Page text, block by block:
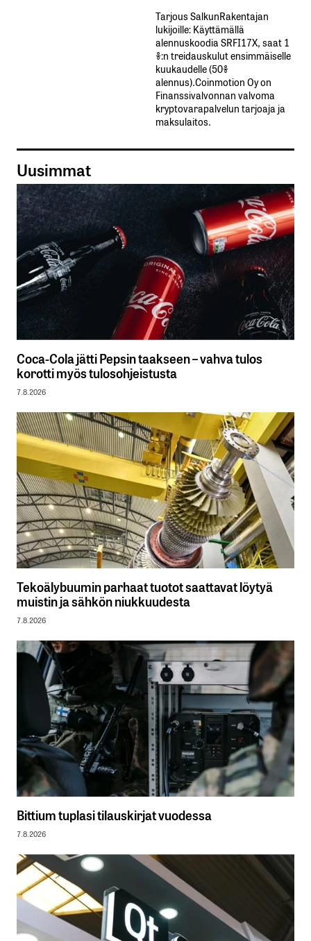
Tarjous SalkunRakentajan
lukijoille: Käyttämällä​ ​
alennuskoodia​ ​SRFI17X,​ ​saat​ ​1
%:n treidauskulut​ ​ensimmäiselle​ ​
kuukaudelle​ ​(50%​ ​
alennus).Coinmotion Oy on
Finanssivalvonnan valvoma
kryptovarapalvelun tarjoaja ja
maksulaitos.
Uusimmat
Coca-Cola jätti Pepsin taakseen – vahva tulos
korotti myös tulosohjeistusta
7.8.2026
Tekoälybuumin parhaat tuotot saattavat löytyä
muistin ja sähkön niukkuudesta
7.8.2026
Bittium tuplasi tilauskirjat vuodessa
7.8.2026